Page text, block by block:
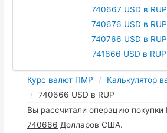
740667 USD в RUP
740676 USD в RUP
740766 USD в RUP
741666 USD в RUP
Курс валют ПМР
Калькулятор
740666 USD в RUP
Вы рассчитали операцию
740666 Долларов США.